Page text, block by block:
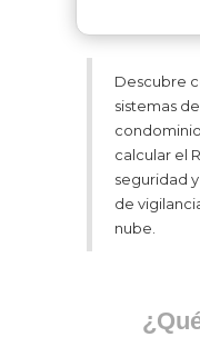
Descubre
sistemas
calcular el
seguridad
de
nube.